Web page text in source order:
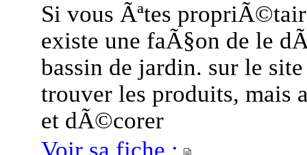
Si vous Ãªtes
existe une faÃ§on de le
bassin de jardin. sur le
trouver les produits, mais
et dÃ©corer
Voir sa fiche :